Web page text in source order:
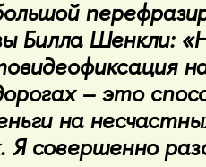
Билла Шенкли:
– это
на
совершенно